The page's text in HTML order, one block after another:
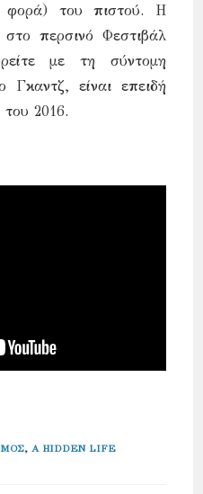
φορά) του πιστού. Η
στο περσινό Φεστιβάλ
με τη σύντομη
είναι επειδή
του 2016.
, A HIDDEN LIFE